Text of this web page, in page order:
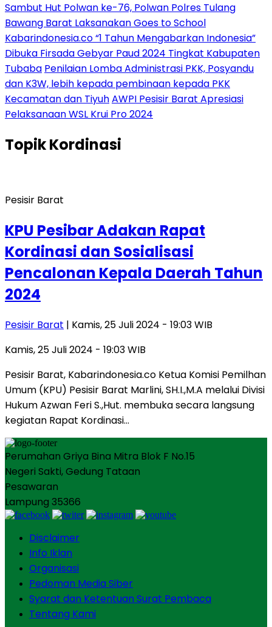
Sambut Hut Polwan ke-76, Polwan Polres Tulang
Bawang Barat Laksanakan Goes to School
Kabarindonesia.co “1 Tahun Mengabarkan Indonesia”
Dibuka Firsada Gebyar Paud 2024 Tingkat Kabupaten
Tubaba Penilaian Lomba Administrasi PKK, Posyandu
dan K3W, lebih kepada pembinaan kepada PKK
Kecamatan dan TiyuhAWPI Pesisir Barat Apresiasi
Pelaksanaan WSL Krui Pro 2024
TopikKordinasi
Pesisir Barat
KPU Pesibar Adakan Rapat
Kordinasi dan Sosialisasi
Pencalonan Kepala Daerah Tahun
2024
Pesisir Barat | Kamis, 25 Juli 2024 - 19:03 WIB
Kamis, 25 Juli 2024 - 19:03 WIB
Pesisir Barat, Kabarindonesia.co Ketua Komisi Pemilhan
Umum (KPU) Pesisir Barat Marlini, SH.I.,M.A melalui Divisi
Hukum Azwan Feri S.,Hut. membuka secara langsung
kegiatan Rapat Kordinasi…
Perumahan Griya Bina Mitra Blok F No.15
Negeri Sakti, Gedung Tataan
Pesawaran
Lampung 35366
Disclaimer
Info Iklan
Organisasi
Pedoman Media Siber
Syarat dan Ketentuan Surat Pembaca
Tentang Kami